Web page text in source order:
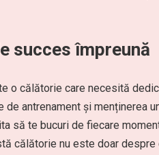
succes împreună
o călătorie care necesită
de antrenament și menținerea
să te bucuri de fiecare
călătorie nu este doar